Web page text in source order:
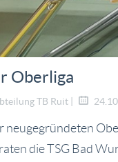
Oberliga
TB Ruit |
neugegründeten
die TSG Bad